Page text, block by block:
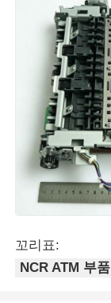
꼬리표:
NCR ATM 부품